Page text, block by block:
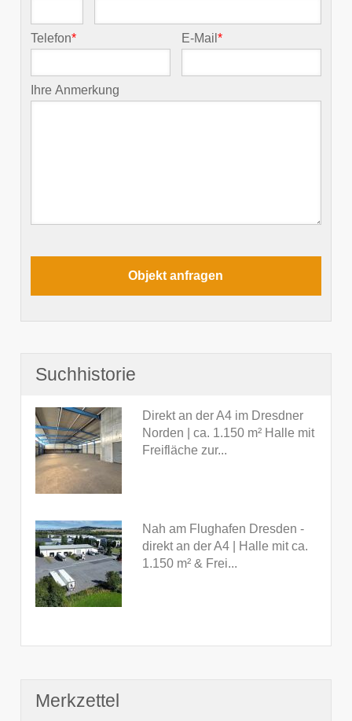
Telefon* E-Mail*
Ihre Anmerkung
Suchhistorie
Direkt an der A4 im Dresdner
Norden | ca. 1.150 m² Halle mit
Freifläche zur...
Nah am Flughafen Dresden -
direkt an der A4 | Halle mit ca.
1.150 m² & Frei...
Merkzettel